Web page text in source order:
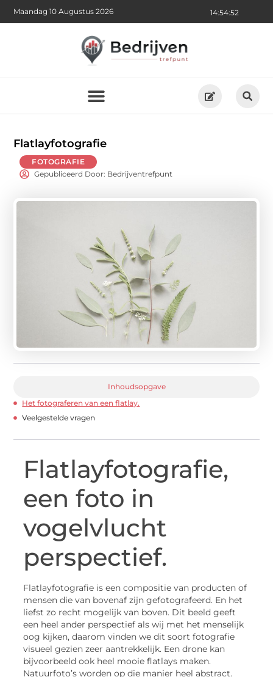
14:54:53
Maandag 10 Augustus 2026
Flatlayfotografie
FOTOGRAFIE
Gepubliceerd Door: Bedrijventrefpunt
Inhoudsopgave
Het fotograferen van een flatlay.
Veelgestelde vragen
Flatlayfotografie,
een foto in
vogelvlucht
perspectief.
Flatlayfotografie is een compositie van producten of
mensen die van bovenaf zijn gefotografeerd. En het
liefst zo recht mogelijk van boven. Dit beeld geeft
een heel ander perspectief als wij met het menselijk
oog kijken, daarom vinden we dit soort fotografie
visueel gezien zeer aantrekkelijk. Een drone kan
bijvoorbeeld ook heel mooie flatlays maken.
Natuurfoto’s worden op die manier heel abstract.